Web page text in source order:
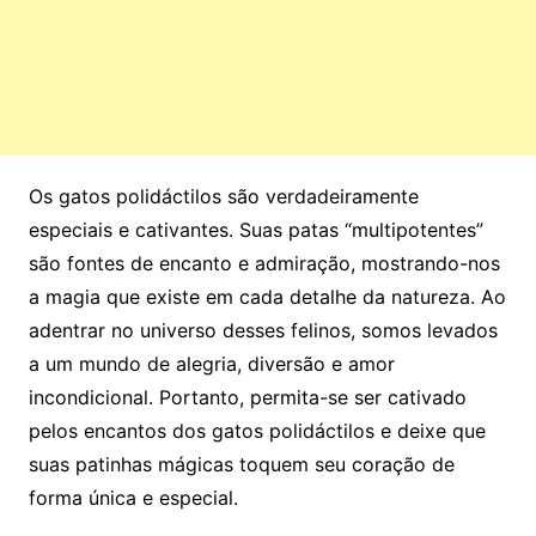
Os gatos polidáctilos são verdadeiramente
especiais e cativantes. Suas patas “multipotentes”
são fontes de encanto e admiração, mostrando-nos
a magia que existe em cada detalhe da natureza. Ao
adentrar no universo desses felinos, somos levados
a um mundo de alegria, diversão e amor
incondicional. Portanto, permita-se ser cativado
pelos encantos dos gatos polidáctilos e deixe que
suas patinhas mágicas toquem seu coração de
forma única e especial.